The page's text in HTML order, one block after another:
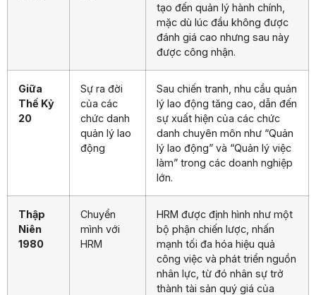
tạo đến quản lý hành chính,
mặc dù lúc đầu không được
đánh giá cao nhưng sau này
được công nhận.
Giữa
Thế Kỷ
20
Sự ra đời
của các
chức danh
quản lý lao
động
Sau chiến tranh, nhu cầu quản
lý lao động tăng cao, dẫn đến
sự xuất hiện của các chức
danh chuyên môn như “Quản
lý lao động” và “Quản lý việc
làm” trong các doanh nghiệp
lớn.
Thập
Niên
1980
Chuyển
mình với
HRM
HRM được định hình như một
bộ phận chiến lược, nhấn
mạnh tối đa hóa hiệu quả
công việc và phát triển nguồn
nhân lực, từ đó nhân sự trở
thành tài sản quý giá của